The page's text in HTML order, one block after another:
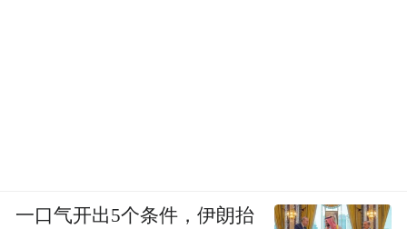
一口气开出5个条件，伊朗抬